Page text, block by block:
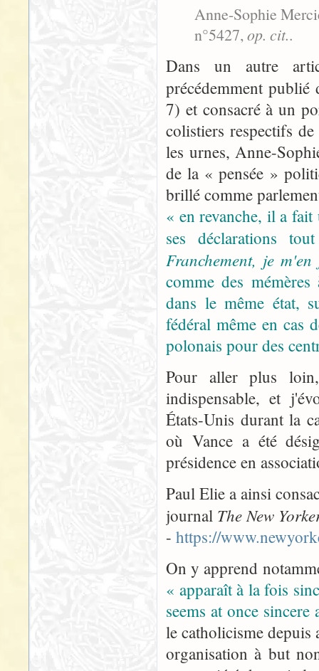
Anne-Sophie
n°5427, op. cit..
Dans un autre
précédemment
7) et consacré à un
colistiers respectifs
les urnes, Anne-
de la « pensée »
brillé comme
« en revanche, il a
ses déclarations
Franchement, je
comme des
dans le même état,
fédéral même en cas
polonais pour des
Pour aller plus
indispensable, et
États-Unis durant la
où Vance a été
présidence en
Paul Elie a ainsi
journal The New
- https://
On y apprend
« apparaît à la fois
seems at once
le catholicisme
organisation à but